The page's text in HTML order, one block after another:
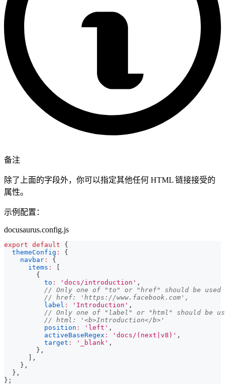
备注
除了上面的字段外，你可以指定其他任何 HTML 链接接受的
属性。
示例配置：
docusaurus.config.js
export default
{
themeConfig :
{
navbar :
{
items :
{
to : 'docs/introduction' ,
// Only one of "to" or "href" should be used
// href: 'https://www.facebook.com',
label : 'Introduction' ,
// Only one of "label" or "html" should be
// html: '<b>Introduction</b>'
position : 'left' ,
activeBaseRegex : 'docs/(next|v8)' ,
target : '_blank' ,
} ,
,
} ,
} ,
} ;